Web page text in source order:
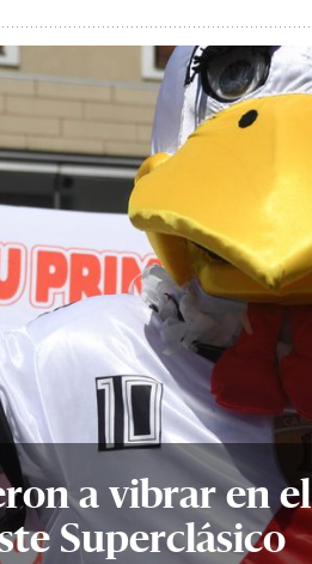
a vibrar en el
Superclásico